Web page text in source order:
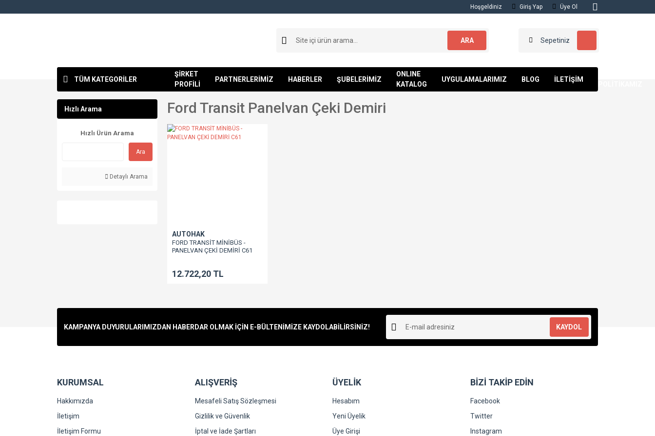
Hoşgeldiniz Giriş Yap Üye Ol
ARA Sepetiniz
TÜM KATEGORİLER
ŞİRKET
PROFİLİ
PARTNERLERİMİZ HABERLER ŞUBELERİMİZ
ONLINE
KATALOG
UYGULAMALARIMIZ BLOG İLETİŞİM
Hızlı Arama
Hızlı Ürün Arama
Ara
Detaylı Arama
Ford Transit Panelvan Çeki Demiri
AUTOHAK
FORD TRANSİT MİNİBÜS -
PANELVAN ÇEKİ DEMİRİ C61
12.722,20 TL
KAMPANYA DUYURULARIMIZDAN HABERDAR OLMAK İÇİN E-BÜLTENİMİZE KAYDOLABİLİRSİNİZ! KAYDOL
KURUMSAL
Hakkımızda
İletişim
İletişim Formu
ALIŞVERİŞ
Mesafeli Satış Sözleşmesi
Gizlilik ve Güvenlik
İptal ve İade Şartları
ÜYELİK
Hesabım
Yeni Üyelik
Üye Girişi
BİZİ TAKİP EDİN
Facebook
Twitter
Instagram